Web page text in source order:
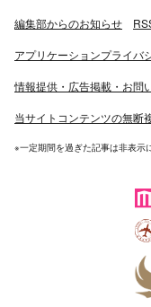
編集部からのお知らせ
アプリケーションプライバ
情報提供・広告掲載・お問
当サイトコンテンツの無断
※一定期間を過ぎた記事は非表示